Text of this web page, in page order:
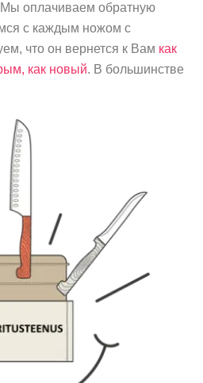
Мы оплачиваем обратную
с каждым ножом с
что он вернется к Вам как
как новый. В большинстве